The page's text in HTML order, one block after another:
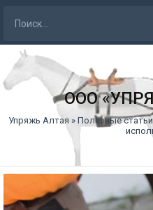
ООО
Упряжь Алтая » Полезные статьи